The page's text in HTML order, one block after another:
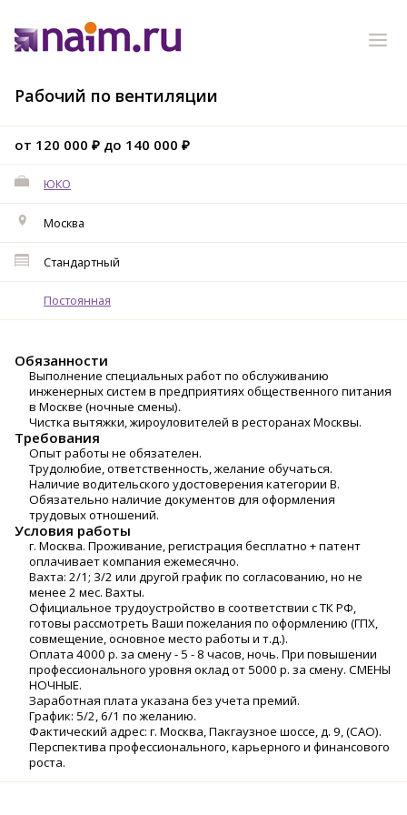
Рабочий по вентиляции
от 120 000 ₽ до 140 000 ₽
ЮКО
Москва
Стандартный
Постоянная
Обязанности
Выполнение специальных работ по обслуживанию
инженерных систем в предприятиях общественного питания
в Москве (ночные смены).
Чистка вытяжки, жироуловителей в ресторанах Москвы.
Требования
Опыт работы не обязателен.
Трудолюбие, ответственность, желание обучаться.
Наличие водительского удостоверения категории В.
Обязательно наличие документов для оформления
трудовых отношений.
Условия работы
г. Москва. Проживание, регистрация бесплатно + патент
оплачивает компания ежемесячно.
Вахта: 2/1; 3/2 или другой график по согласованию, но не
менее 2 мес. Вахты.
Официальное трудоустройство в соответствии с ТК РФ,
готовы рассмотреть Ваши пожелания по оформлению (ГПХ,
совмещение, основное место работы и т.д.).
Оплата 4000 р. за смену - 5 - 8 часов, ночь. При повышении
профессионального уровня оклад от 5000 р. за смену. СМЕНЫ
НОЧНЫЕ.
Заработная плата указана без учета премий.
График: 5/2, 6/1 по желанию.
Фактический адрес: г. Москва, Пакгаузное шоссе, д. 9, (САО).
Перспектива профессионального, карьерного и финансового
роста.